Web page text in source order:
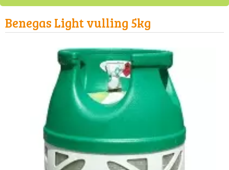
Benegas Light vulling 5kg